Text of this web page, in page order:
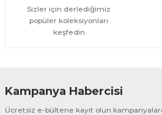
Sizler için derlediğimiz
popüler koleksiyonları
keşfedin
Kampanya Habercisi
Ücretsiz e-bültene kayıt olun